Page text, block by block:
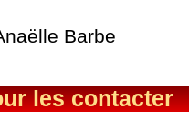
Barbe
les contacter